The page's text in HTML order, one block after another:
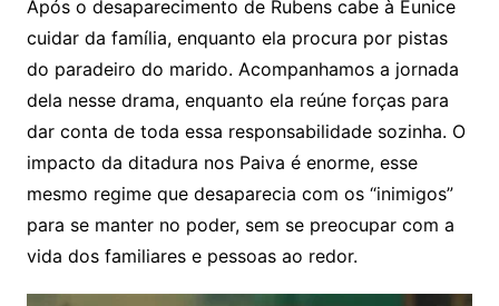
Após o desaparecimento de Rubens cabe à Eunice
cuidar da família, enquanto ela procura por pistas
do paradeiro do marido. Acompanhamos a jornada
dela nesse drama, enquanto ela reúne forças para
dar conta de toda essa responsabilidade sozinha. O
impacto da ditadura nos Paiva é enorme, esse
mesmo regime que desaparecia com os “inimigos”
para se manter no poder, sem se preocupar com a
vida dos familiares e pessoas ao redor.